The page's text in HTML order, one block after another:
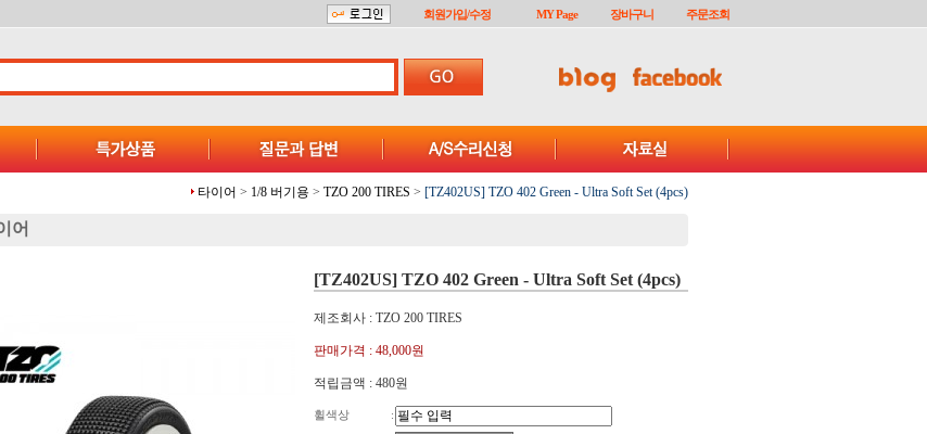
회원가입/수정 MY Page 장바구니 주문조회
타이어 > 1/8 버기용 > TZO 200 TIRES > [TZ402US] TZO 402 Green - Ultra Soft Set (4pcs)
어
[TZ402US] TZO 402 Green - Ultra Soft Set (4pcs)
제조회사 : TZO 200 TIRES
판매가격 : 48,000원
적립금액 : 480원
휠색상 :